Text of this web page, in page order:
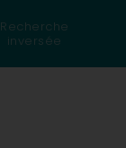
Recherche
inversée